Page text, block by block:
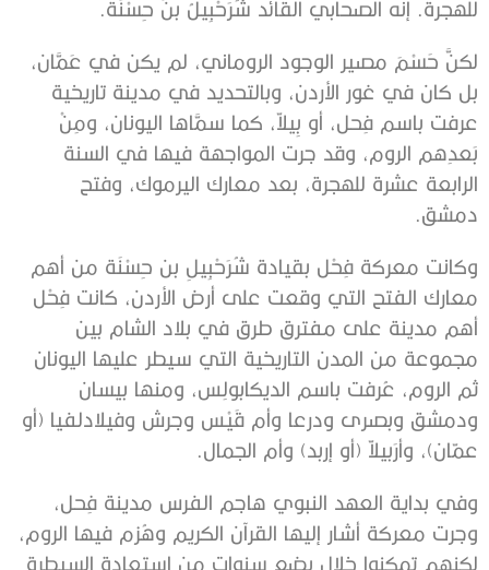
للهجرة. إنه الصحابي القائد شُرَحْبِيلُ بنُ حِسْنَة.
لكنَّ حَسْمَ مصير الوجود الروماني، لم يكن في عَمَّان،
بل كان في غور الأردن، وبالتحديد في مدينة تاريخية
عرفت باسم فِحل، أو بِيلاّ، كما سمَّاها اليونان، ومِنْ
بَعدِهم الروم، وقد جرت المواجهة فيها في السنة
الرابعة عشرة للهجرة، بعد معارك اليرموك، وفتح
دمشق.
وكانت معركة فِحْل بقيادة شُرَحْبِيلِ بن حِسْنَة من أهم
معارك الفتح التي وقعت على أرض الأردن، كانت فِحْل
أهم مدينة على مفترق طرق في بلاد الشام بين
مجموعة من المدن التاريخية التي سيطر عليها اليونان
ثم الروم، عُرفت باسم الديكابولِس، ومنها بيسان
ودمشق وبصرى ودرعا وأم قَيْس وجرش وفيلادلفيا (أو
عمّان)، وأرَبيلاّ (أو إربد) وأم الجمال.
وفي بداية العهد النبوي هاجم الفرس مدينة فِحل،
وجرت معركة أشار إليها القرآن الكريم وهُزم فيها الروم،
لكنهم تمكنوا خلال بضع سنوات من استعادة السيطرة